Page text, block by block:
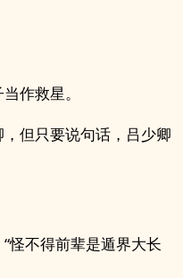
作救星。
但只要说句话，吕少卿
怪不得前辈是遁界大长